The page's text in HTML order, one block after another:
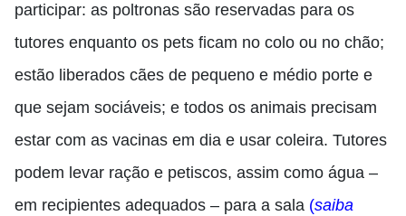
participar: as poltronas são reservadas para os
tutores enquanto os pets ficam no colo ou no chão;
estão liberados cães de pequeno e médio porte e
que sejam sociáveis; e todos os animais precisam
estar com as vacinas em dia e usar coleira. Tutores
podem levar ração e petiscos, assim como água –
em recipientes adequados – para a sala (saiba